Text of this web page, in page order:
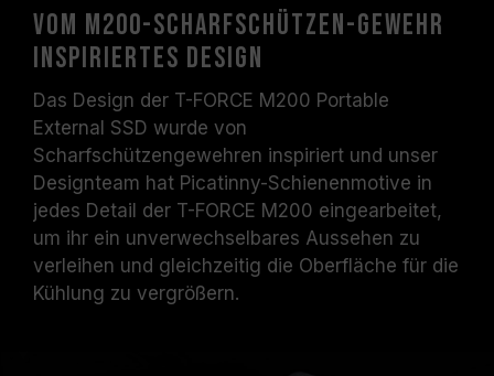
Vom M200-Scharfschützen-Gewehr
inspiriertes Design
Das Design der T-FORCE M200 Portable
External SSD wurde von
Scharfschützengewehren inspiriert und unser
Designteam hat Picatinny-Schienenmotive in
jedes Detail der T-FORCE M200 eingearbeitet,
um ihr ein unverwechselbares Aussehen zu
verleihen und gleichzeitig die Oberfläche für die
Kühlung zu vergrößern.